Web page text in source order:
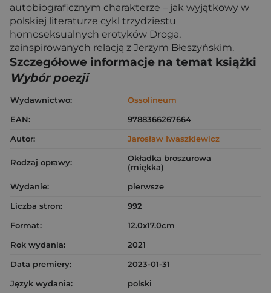
autobiograficznym charakterze – jak wyjątkowy w
polskiej literaturze cykl trzydziestu
homoseksualnych erotyków Droga,
zainspirowanych relacją z Jerzym Błeszyńskim.
Szczegółowe informacje na temat książki
Wybór poezji
Wydawnictwo:
Ossolineum
EAN:
9788366267664
Autor:
Jarosław Iwaszkiewicz
Rodzaj oprawy:
Okładka broszurowa
(miękka)
Wydanie:
pierwsze
Liczba stron:
992
Format:
12.0x17.0cm
Rok wydania:
2021
Data premiery:
2023-01-31
Język wydania:
polski